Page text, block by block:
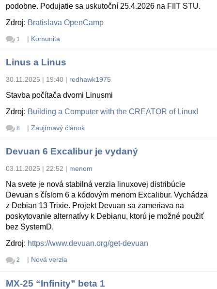
podobne. Podujatie sa uskutoční 25.4.2026 na FIIT STU.
Zdroj: Bratislava OpenCamp
1 | Komunita
Linus a Linus
30.11.2025 | 19:40 | redhawk1975
Stavba počítača dvomi Linusmi
Zdroj: Building a Computer with the CREATOR of Linux!
8 | Zaujímavý článok
Devuan 6 Excalibur je vydaný
03.11.2025 | 22:52 | menom
Na svete je nová stabilná verzia linuxovej distribúcie
Devuan s číslom 6 a kódovým menom Excalibur. Vychádza
z Debian 13 Trixie. Projekt Devuan sa zameriava na
poskytovanie alternatívy k Debianu, ktorú je možné použiť
bez SystemD.
Zdroj: https://www.devuan.org/get-devuan
2 | Nová verzia
MX-25 “Infinity” beta 1